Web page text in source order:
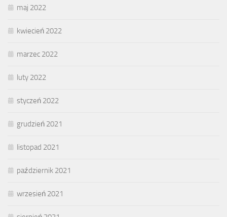
maj 2022
kwiecień 2022
marzec 2022
luty 2022
styczeń 2022
grudzień 2021
listopad 2021
październik 2021
wrzesień 2021